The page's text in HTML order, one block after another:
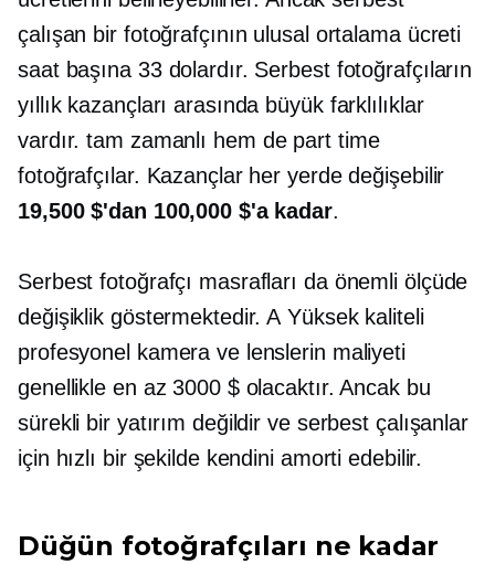
çalışan bir fotoğrafçının ulusal ortalama ücreti
saat başına 33 dolardır. Serbest fotoğrafçıların
yıllık kazançları arasında büyük farklılıklar
vardır.tam zamanlı hem de part time
fotoğrafçılar. Kazançlar her yerde değişebilir
19,500 $'dan 100,000 $'a kadar.
Serbest fotoğrafçı masrafları da önemli ölçüde
değişiklik göstermektedir. AYüksek kaliteli
profesyonel kamera ve lenslerin maliyeti
genellikle en az 3000 $ olacaktır. Ancak bu
sürekli bir yatırım değildir ve serbest çalışanlar
için hızlı bir şekilde kendini amorti edebilir.
Düğün fotoğrafçıları ne kadar